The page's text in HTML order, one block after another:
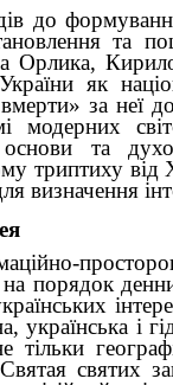
до
та
Орлика,
як
за неї до
модерних
та
триптиху
визначення
на порядок
українська
святих